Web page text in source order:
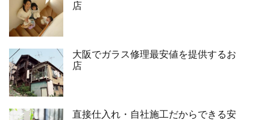
店
大阪でガラス修理最安値を提供するお
店
直接仕入れ・自社施工だからできる安